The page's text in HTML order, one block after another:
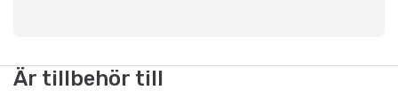
Är tillbehör till